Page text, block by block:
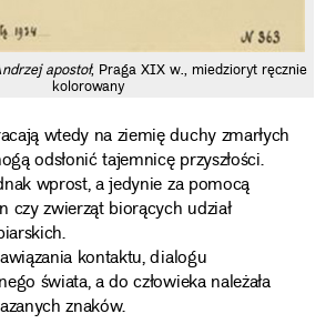
apostoł, Praga XIX w., miedzioryt ręcznie
kolorowany
wtedy na ziemię duchy zmarłych
odsłonić tajemnicę przyszłości.
wprost, a jedynie za pomocą
czy zwierząt biorących udział
kontaktu, dialogu
świata, a do człowieka należała
znaków.